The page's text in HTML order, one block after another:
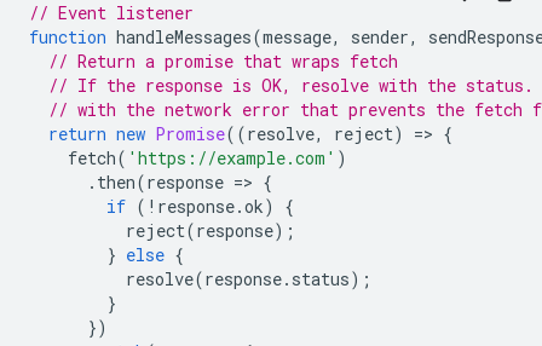
// Event listener
function handleMessages(message, sender,
// Return a promise that wraps fetch
// If the response is OK, resolve with the
// with the network error that prevents the fetch
return new Promise((resolve, reject) => {
fetch( 'https://example.com' )
. then(response => {
if ( ! response.ok)
{
reject(response);
} else {
resolve(response. status);
}
})